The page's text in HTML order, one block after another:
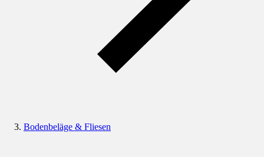
Bodenbeläge & Fliesen